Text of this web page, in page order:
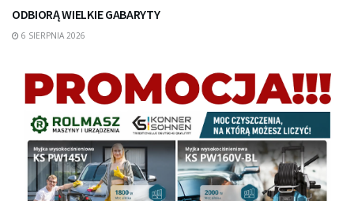
ODBIORĄ WIELKIE GABARYTY
6 SIERPNIA 2026